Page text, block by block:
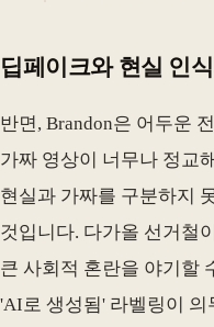
딥페이크와 현실 인
반면, Brandon은 어두운
가짜 영상이 너무나 정교
현실과 가짜를 구분하지
것입니다. 다가올 선거철
큰 사회적 혼란을 야기할
'AI로 생성됨' 라벨링이